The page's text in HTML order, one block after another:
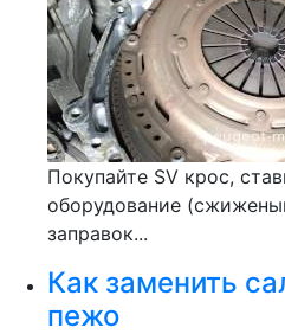
Покупайте SV крос,
оборудование
заправок...
Как заменить
пежо